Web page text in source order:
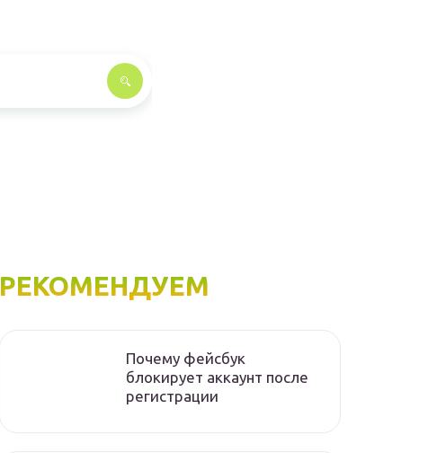
РЕКОМЕНДУЕМ
Почему фейсбук
блокирует аккаунт после
регистрации